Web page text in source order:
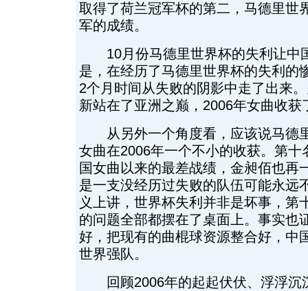
取得了荷兰冠军杯的第二，马德里世
军的成绩。
10月份马德里世界杯的失利让中
是，在经历了马德里世界杯的失利的
2个月时间从失败的阴影中走了出来
新站在了亚洲之巅，2006年女曲收获
从另外一个角度看，应该说马德
女曲在2006年一个不小的收获。第
国女曲以来的最差战绩，金昶佰也再
是一支没经历过失败的队伍可能永远
义上讲，世界杯失利并非是坏事，第
的问题全部都摆在了桌面上。事实也
好，把现有的曲棍球资源整合好，中
世界强队。
回顾2006年的起起伏伏、浮浮沉